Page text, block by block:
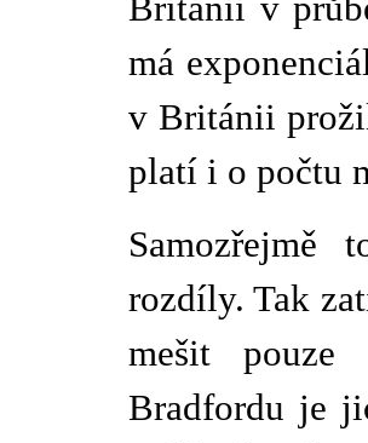
Británii v
má
v Británii
platí i o počtu
rozdíly. Tak
mešit
Bradfordu je